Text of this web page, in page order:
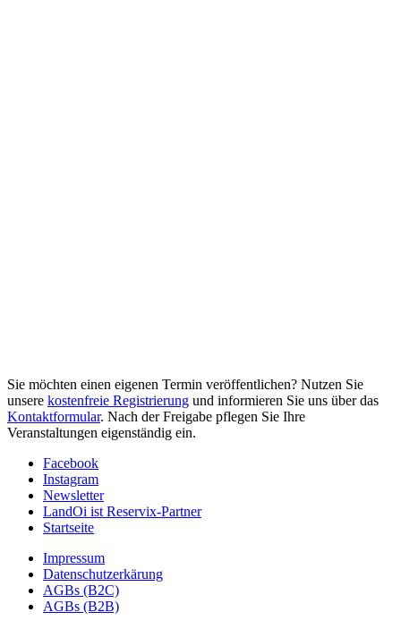
Sie möchten einen eigenen Termin veröffentlichen? Nutzen Sie
unsere kostenfreie Registrierung und informieren Sie uns über das
Kontaktformular. Nach der Freigabe pflegen Sie Ihre
Veranstaltungen eigenständig ein.
Facebook
Instagram
Newsletter
LandOi ist Reservix-Partner
Startseite
Impressum
Datenschutzerkärung
AGBs (B2C)
AGBs (B2B)